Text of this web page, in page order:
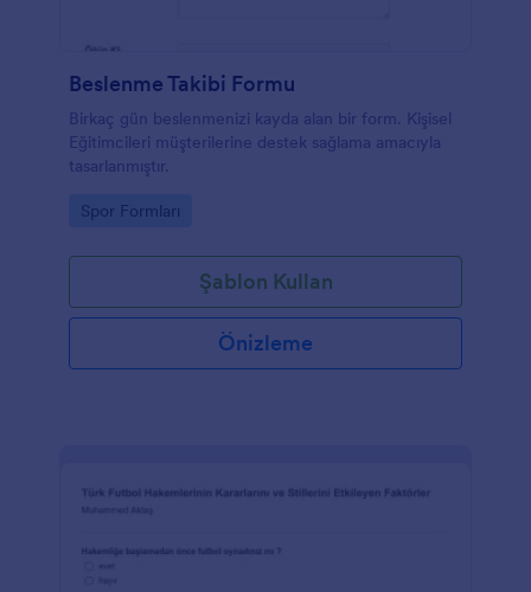
Beslenme Takibi Formu
Birkaç gün beslenmenizi kayda alan bir form. Kişisel
Eğitimcileri müşterilerine destek sağlama amacıyla
tasarlanmıştır.
Go to Category:
Spor Formları
Şablon Kullan
Önizleme